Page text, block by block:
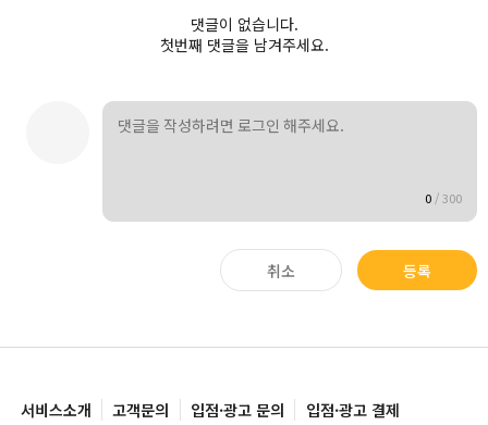
댓글이 없습니다.
첫번째 댓글을 남겨주세요.
0 /300
취소 등록
서비스소개 고객문의 입점·광고 문의 입점·광고 결제